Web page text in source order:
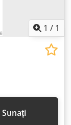
1 / 1
Sunați